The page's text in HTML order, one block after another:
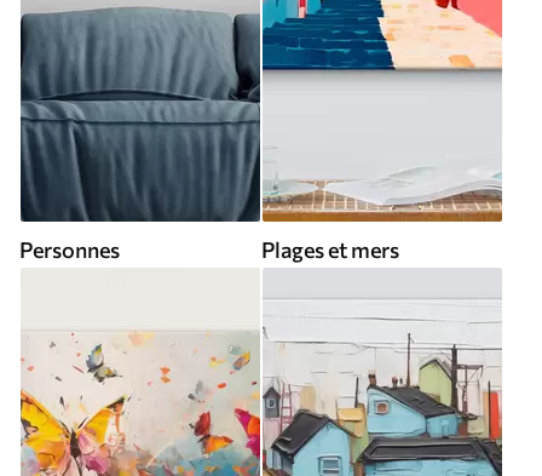
Personnes Plages et mers